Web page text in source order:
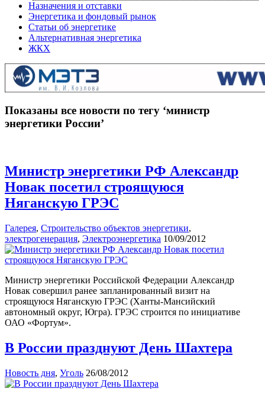
Назначения и отставки
Энергетика и фондовый рынок
Статьи об энергетике
Альтернативная энергетика
ЖКХ
Показаны все новости по тегу ‘министр
энергетики России’
Министр энергетики РФ Александр
Новак посетил строящуюся
Няганскую ГРЭС
Галерея, Строительство объектов энергетики,
электрогенерация, Электроэнергетика 10/09/2012
Министр энергетики Российской Федерации Александр
Новак совершил ранее запланированный визит на
строящуюся Няганскую ГРЭС (Ханты-Мансийский
автономный округ, Югра). ГРЭС строится по инициативе
ОАО «Фортум».
В России празднуют День Шахтера
Новость дня, Уголь 26/08/2012